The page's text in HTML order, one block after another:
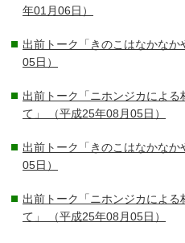
年01月06日）
出前トーク「きのこはなかなか
05日）
出前トーク「ニホンジカによ
て」
（平成25年08月05日）
出前トーク「きのこはなかなか
05日）
出前トーク「ニホンジカによ
て」
（平成25年08月05日）